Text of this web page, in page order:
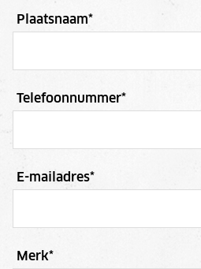
Plaatsnaam*
Telefoonnummer*
E-mailadres*
Merk*